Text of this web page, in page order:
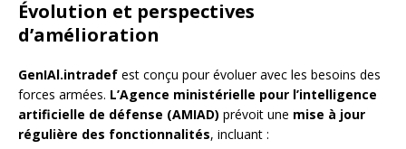
Évolution et perspectives
d’amélioration
GenIAl.intradef est conçu pour évoluer avec les besoins des
forces armées. L’Agence ministérielle pour l’intelligence
artificielle de défense (AMIAD) prévoit une mise à jour
régulière des fonctionnalités, incluant :